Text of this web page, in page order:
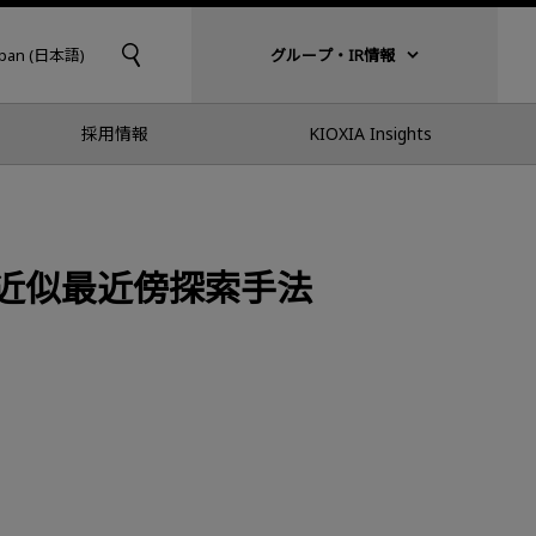
(日本語) グループ・IR情報
採用情報 KIOXIA Insights
似最近傍探索手法